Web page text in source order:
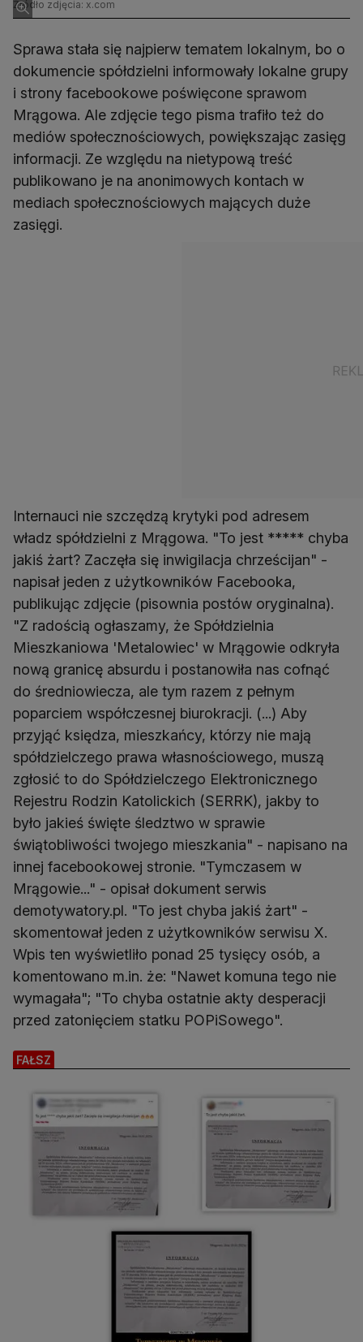
Źródło zdjęcia: x.com
Sprawa stała się najpierw tematem lokalnym, bo o
dokumencie spółdzielni informowały lokalne grupy
i strony facebookowe poświęcone sprawom
Mrągowa. Ale zdjęcie tego pisma trafiło też do
mediów społecznościowych, powiększając zasięg
informacji. Ze względu na nietypową treść
publikowano je na anonimowych kontach w
mediach społecznościowych mających duże
zasięgi.
Internauci nie szczędzą krytyki pod adresem
władz spółdzielni z Mrągowa. "To jest ***** chyba
jakiś żart? Zaczęła się inwigilacja chrześcijan" -
napisał jeden z użytkowników Facebooka,
publikując zdjęcie (pisownia postów oryginalna).
"Z radością ogłaszamy, że Spółdzielnia
Mieszkaniowa 'Metalowiec' w Mrągowie odkryła
nową granicę absurdu i postanowiła nas cofnąć
do średniowiecza, ale tym razem z pełnym
poparciem współczesnej biurokracji. (...) Aby
przyjąć księdza, mieszkańcy, którzy nie mają
spółdzielczego prawa własnościowego, muszą
zgłosić to do Spółdzielczego Elektronicznego
Rejestru Rodzin Katolickich (SERRK), jakby to
było jakieś święte śledztwo w sprawie
świątobliwości twojego mieszkania" - napisano na
innej facebookowej stronie. "Tymczasem w
Mrągowie..." - opisał dokument serwis
demotywatory.pl. "To jest chyba jakiś żart" -
skomentował jeden z użytkowników serwisu X.
Wpis ten wyświetliło ponad 25 tysięcy osób, a
komentowano m.in. że: "Nawet komuna tego nie
wymagała"; "To chyba ostatnie akty desperacji
przed zatonięciem statku POPiSowego".
FAŁSZ